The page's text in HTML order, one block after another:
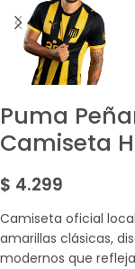
Puma
Camiseta
$ 4.299
Camiseta oficial
amarillas clásicas,
modernos que